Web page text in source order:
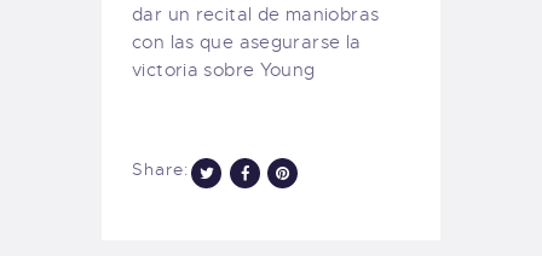
dar un recital de maniobras
con las que asegurarse la
victoria sobre Young
Share: